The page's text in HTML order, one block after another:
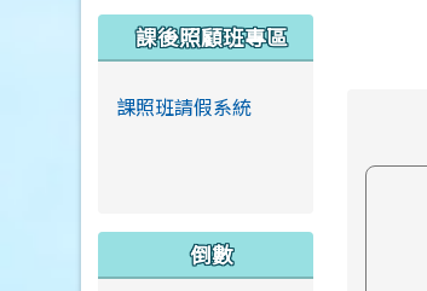
課後照顧班專區
課照班請假系統
倒數